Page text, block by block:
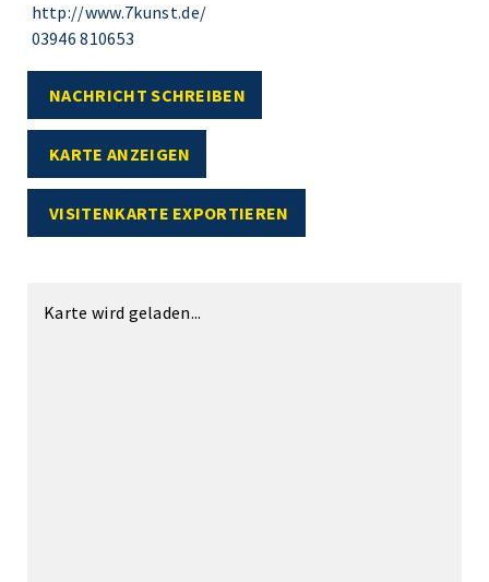
http://www.7kunst.de/
03946 810653
NACHRICHT SCHREIBEN
KARTE ANZEIGEN
VISITENKARTE EXPORTIEREN
Karte wird geladen...